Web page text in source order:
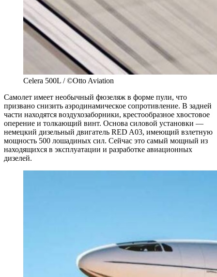
Celera 500L / ©Otto Aviation
Самолет имеет необычный фюзеляж в форме пули, что
призвано снизить аэродинамическое сопротивление. В задней
части находятся воздухозаборники, крестообразное хвостовое
оперение и толкающий винт. Основа силовой установки —
немецкий дизельный двигатель RED A03, имеющий взлетную
мощность 500 лошадиных сил. Сейчас это самый мощный из
находящихся в эксплуатации и разработке авиационных
дизелей.